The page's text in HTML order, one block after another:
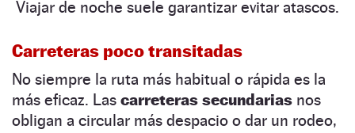
Viajar de noche suele garantizar evitar atascos.
Carreteras poco transitadas
No siempre la ruta más habitual o rápida es la
más eficaz. Las carreteras secundarias nos
obligan a circular más despacio o dar un rodeo,